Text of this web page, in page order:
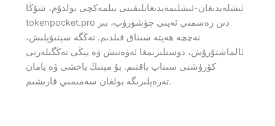
ئىشلەيدىغان-ئىشلىمەيدىغانلىقىنى بىلمەكچى بولدۇم، شۇڭا
tokenpocket.pro دىن رەسمىي ئەپنى چۈشۈرۈپ، بىر
نەچچە ھەپتە سىناق قىلدىم. تەڭگە سېتىۋېلىش،
ئالماشتۇرۇش، دوستلىرىمغا ئەۋەتىش ۋە يېڭى تەڭگىلەرنى
كۆرۈشنى سىناپ باقتىم. بۇ مېنىڭ ياخشى ۋە يامان
تەرەپلىرىگە بولغان سەمىمىي قارىشىم.